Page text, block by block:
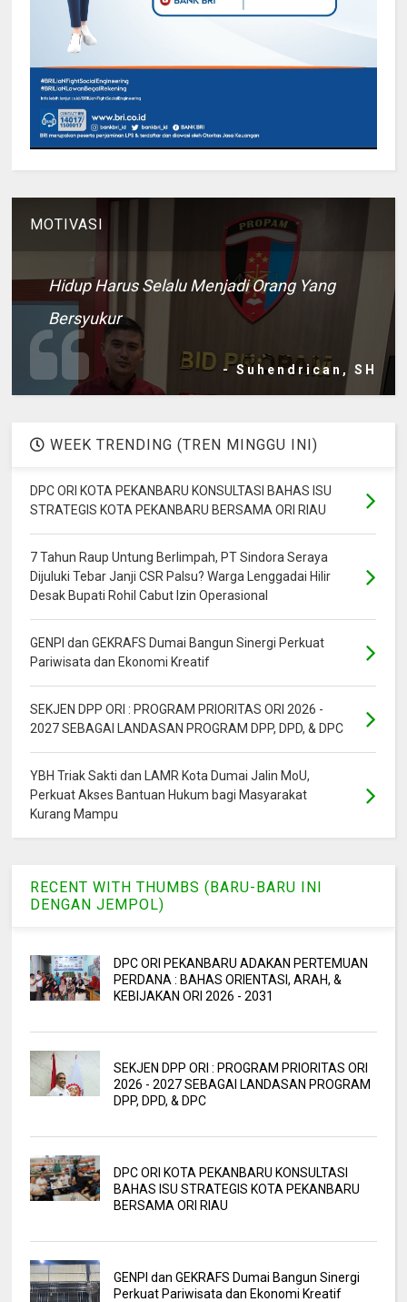
MOTIVASI
Hidup Harus Selalu Menjadi Orang Yang
Bersyukur
- Suhendrican, SH
WEEK TRENDING (TREN MINGGU INI)
DPC ORI KOTA PEKANBARU KONSULTASI BAHAS ISU
STRATEGIS KOTA PEKANBARU BERSAMA ORI RIAU
7 Tahun Raup Untung Berlimpah, PT Sindora Seraya
Dijuluki Tebar Janji CSR Palsu? Warga Lenggadai Hilir
Desak Bupati Rohil Cabut Izin Operasional
GENPI dan GEKRAFS Dumai Bangun Sinergi Perkuat
Pariwisata dan Ekonomi Kreatif
SEKJEN DPP ORI : PROGRAM PRIORITAS ORI 2026 -
2027 SEBAGAI LANDASAN PROGRAM DPP, DPD, & DPC
YBH Triak Sakti dan LAMR Kota Dumai Jalin MoU,
Perkuat Akses Bantuan Hukum bagi Masyarakat
Kurang Mampu
RECENT WITH THUMBS (BARU-BARU INI
DENGAN JEMPOL)
DPC ORI PEKANBARU ADAKAN PERTEMUAN
PERDANA : BAHAS ORIENTASI, ARAH, &
KEBIJAKAN ORI 2026 - 2031
SEKJEN DPP ORI : PROGRAM PRIORITAS ORI
2026 - 2027 SEBAGAI LANDASAN PROGRAM
DPP, DPD, & DPC
DPC ORI KOTA PEKANBARU KONSULTASI
BAHAS ISU STRATEGIS KOTA PEKANBARU
BERSAMA ORI RIAU
GENPI dan GEKRAFS Dumai Bangun Sinergi
Perkuat Pariwisata dan Ekonomi Kreatif